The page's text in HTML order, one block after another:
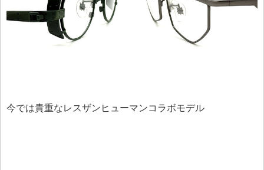
今では貴重なレスザンヒューマンコラボモデル